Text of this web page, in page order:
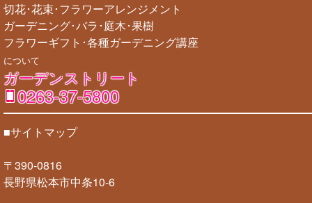
切花･花束･フラワーアレンジメント
ガーデニング･バラ･庭木･果樹
フラワーギフト･各種ガーデニング講座
について
ガーデンストリート
0263-37-5800
■サイトマップ
〒390-0816
長野県松本市中条10-6